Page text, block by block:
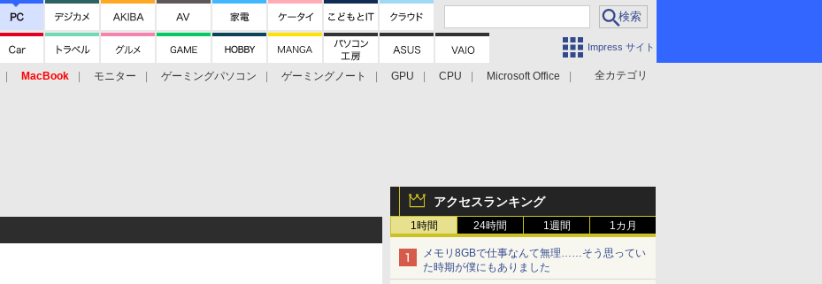
Impress サイト
全カテゴリ
MacBook モニター ゲーミングパソコン ゲーミングノート GPU CPU
Microsoft Office
アクセスランキング
1時間 24時間 1週間 1カ月
メモリ8GBで仕事なんて無理……そう思ってい
た時期が僕にもありました